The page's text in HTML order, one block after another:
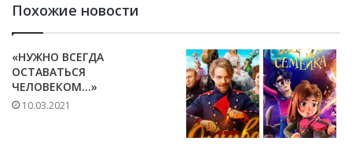
Похожие новости
«НУЖНО ВСЕГДА
ОСТАВАТЬСЯ
ЧЕЛОВЕКОМ…»
10.03.2021